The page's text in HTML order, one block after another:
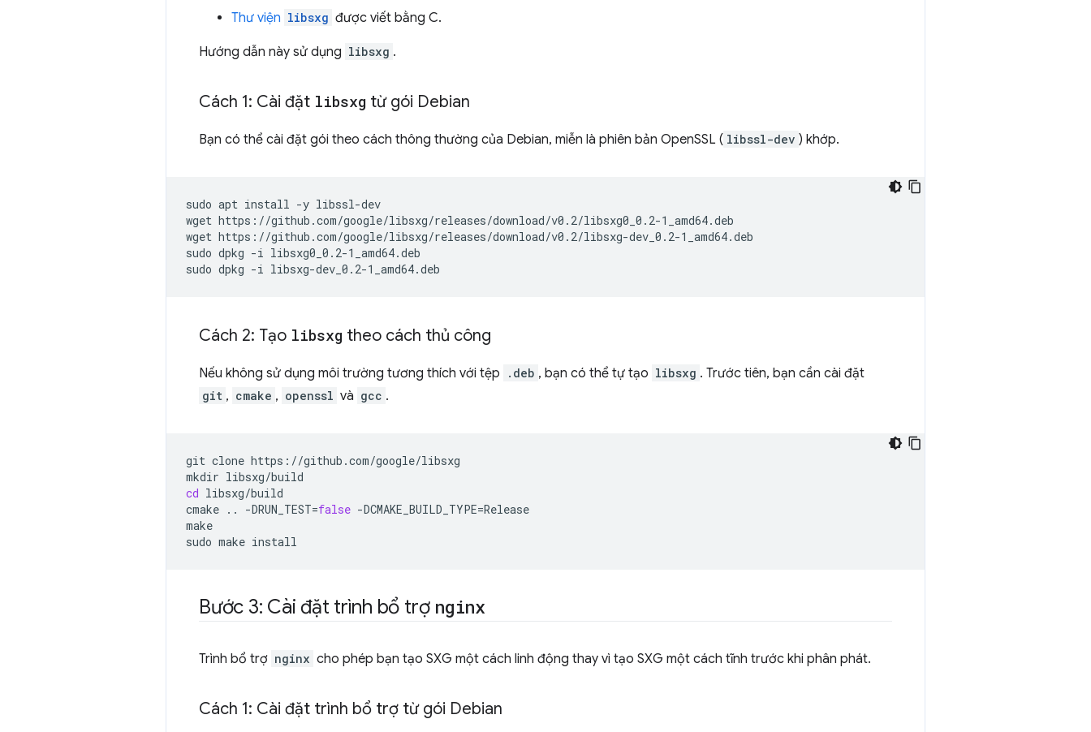
Thư viện libsxg được viết bằng C.
Hướng dẫn này sử dụng libsxg .
Cách 1: Cài đặt libsxg từ gói Debian
Bạn có thể cài đặt gói theo cách thông thường của Debian, miễn là phiên bản OpenSSL ( libssl-dev ) khớp.
sudo apt install -y libssl-dev
wget https://github.com/google/libsxg/releases/download/v0.2/libsxg0_0.2-1_amd64.deb
wget https://github.com/google/libsxg/releases/download/v0.2/libsxg-dev_0.2-1_amd64.deb
sudo dpkg -i libsxg0_0.2-1_amd64.deb
sudo dpkg -i
Cách 2: Tạo libsxg theo cách thủ công
Nếu không sử dụng môi trường tương thích với tệp .deb , bạn có thể tự tạo libsxg . Trước tiên, bạn cần cài đặt
git , cmake , openssl và gcc .
git clone https://github.com/google/libsxg
mkdir
cd libsxg/build
cmake .. -DRUN_TEST=false -DCMAKE_BUILD_TYPE=Release
make
sudo make
Bước 3: Cài đặt trình bổ trợ nginx
Trình bổ trợ nginx cho phép bạn tạo SXG một cách linh động thay vì tạo SXG một cách tĩnh trước khi phân phát.
Cách 1: Cài đặt trình bổ trợ từ gói Debian